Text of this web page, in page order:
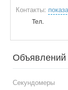
Контакты:
Тел.
Объявлений
Секундомеры